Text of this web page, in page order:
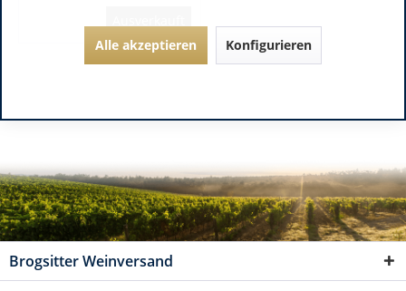
Brogsitter Weinversand
Alle akzeptieren Konfigurieren